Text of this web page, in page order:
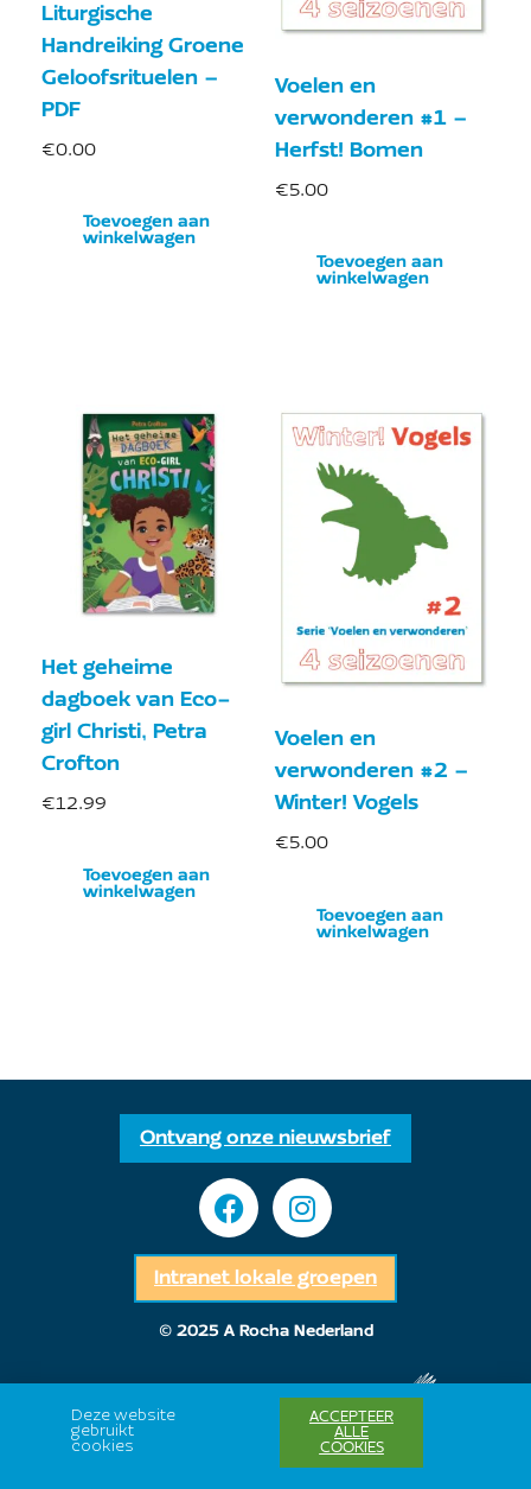
Liturgische
Handreiking Groene
Geloofsrituelen –
PDF
€0.00
Toevoegen aan
winkelwagen
Voelen en
verwonderen #1 –
Herfst! Bomen
€5.00
Toevoegen aan
winkelwagen
Het geheime
dagboek van Eco-
girl Christi, Petra
Crofton
€12.99
Toevoegen aan
winkelwagen
Voelen en
verwonderen #2 –
Winter! Vogels
€5.00
Toevoegen aan
winkelwagen
Ontvang onze nieuwsbrief
Intranet lokale groepen
© 2025 A Rocha Nederland
Deze website
gebruikt
cookies
ACCEPTEER
ALLE
COOKIES